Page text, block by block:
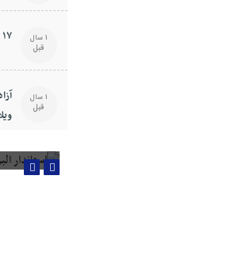
۱۷ غرفه برای هنرمندان البرزی 1 سال
قبل
1 سال
قبل